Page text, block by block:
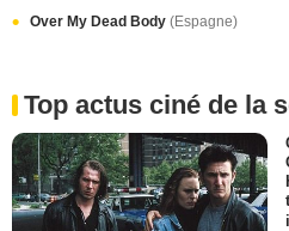
Over My Dead Body (Espagne)
Top actus ciné de la